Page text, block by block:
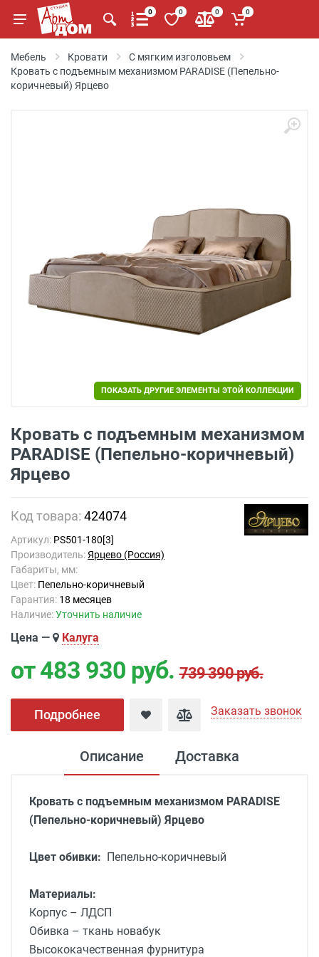
0 0 0 0
Мебель Кровати
С мягким изголовьем
Кровать с подъемным механизмом PARADISE (Пепельно-
коричневый) Ярцево
ПОКАЗАТЬ ДРУГИЕ ЭЛЕМЕНТЫ ЭТОЙ КОЛЛЕКЦИИ
Кровать с подъемным механизмом
PARADISE (Пепельно-коричневый)
Ярцево
Код товара: 424074
Артикул: PS501-180[3]
Производитель: Ярцево (Россия)
Габариты, мм:
Цвет: Пепельно-коричневый
Гарантия: 18 месяцев
Наличие:Уточнить наличие
Цена — Калуга
от 483 930 руб.739 390 руб.
Подробнее Заказать звонок
Описание Доставка
Кровать с подъемным механизмом PARADISE
(Пепельно-коричневый) Ярцево
Цвет обивки: Пепельно-коричневый
Материалы:
Корпус – ЛДСП
Обивка – ткань новабук
Высококачественная фурнитура